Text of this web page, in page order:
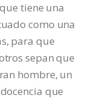
tiene una
como una
para que
sepan que
hombre, un
que